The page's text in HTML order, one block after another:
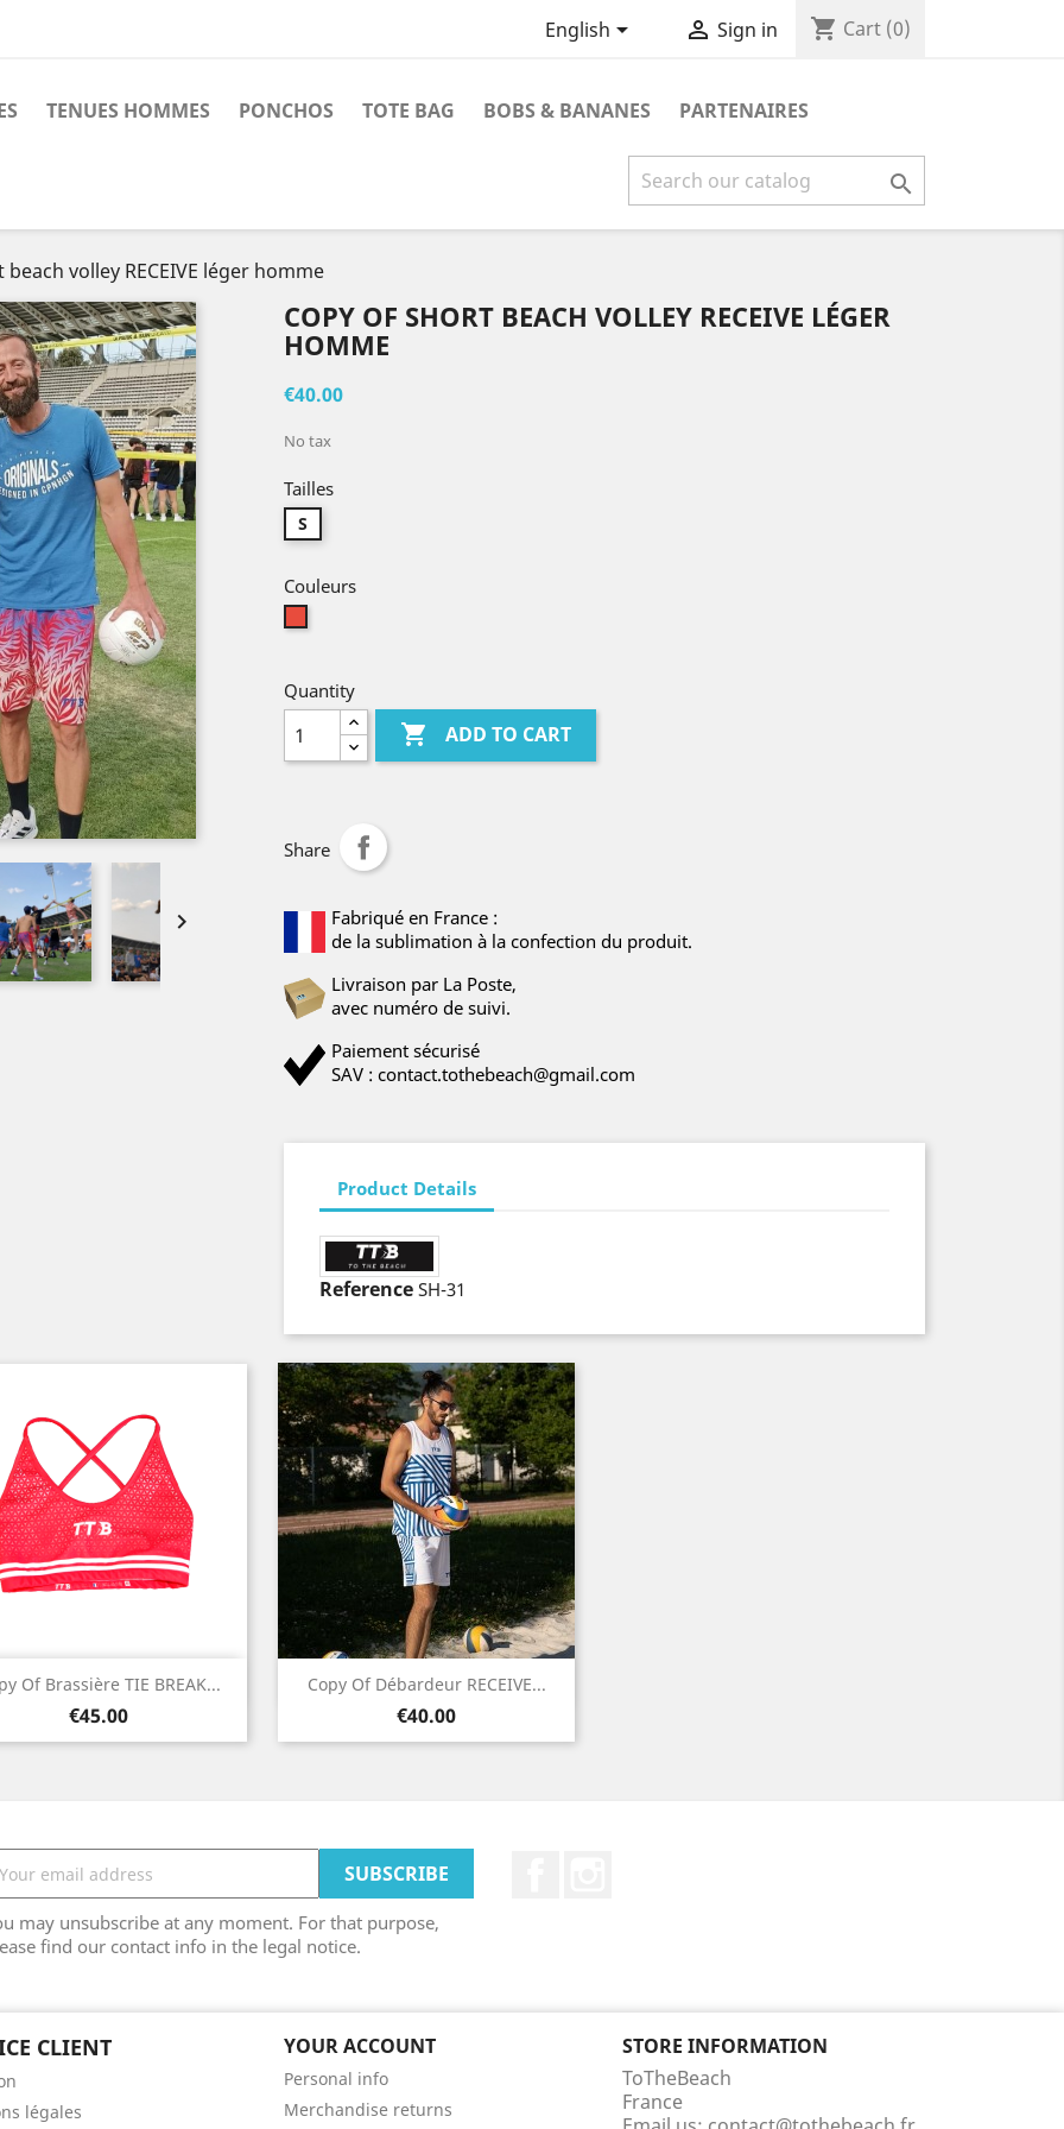
English  Sign in shopping_cart Cart (0)
TENUES HOMMES PONCHOS TOTE BAG BOBS & BANANES PARTENAIRES

volley RECEIVE léger homme

COPY OF SHORT BEACH VOLLEY RECEIVE LÉGER
HOMME
€40.00
No tax
Tailles
S
Couleurs
Quantity
 ADD TO CART
Share
Fabriqué en France :
de la sublimation à la confection du produit.
Livraison par La Poste,
avec numéro de suivi.
Paiement sécurisé
SAV : contact.tothebeach@gmail.com
Product Details
Reference SH-31
Of Brassière TIE BREAK...
Price
€45.00
Quick view Copy Of Débardeur RECEIVE...
Price
€40.00
Quick view
White
may unsubscribe at any moment. For that purpose,
find our contact info in the legal notice.
CLIENT
légales
YOUR ACCOUNT
Personal info
Merchandise returns
STORE INFORMATION
ToTheBeach
France